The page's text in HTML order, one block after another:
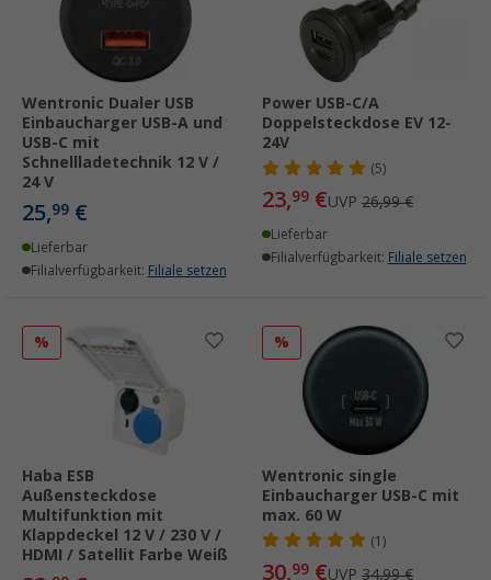
Wentronic Dualer USB
Einbaucharger USB-A und
USB-C mit
Schnellladetechnik 12 V /
24 V
25,99 €
Lieferbar
Filialverfügbarkeit: Filiale setzen
Power USB-C/A
Doppelsteckdose EV 12-
24V
(5)
23,99 €UVP 26,99 €
Lieferbar
Filialverfügbarkeit: Filiale setzen
%
Haba ESB
Außensteckdose
Multifunktion mit
Klappdeckel 12 V / 230 V /
HDMI / Satellit Farbe Weiß
%
Wentronic single
Einbaucharger USB-C mit
max. 60 W
(1)
30,99 €UVP 34,99 €